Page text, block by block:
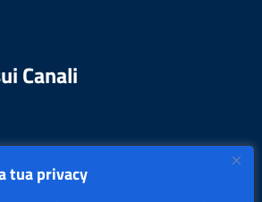
tua privacy
Canali
Instagram